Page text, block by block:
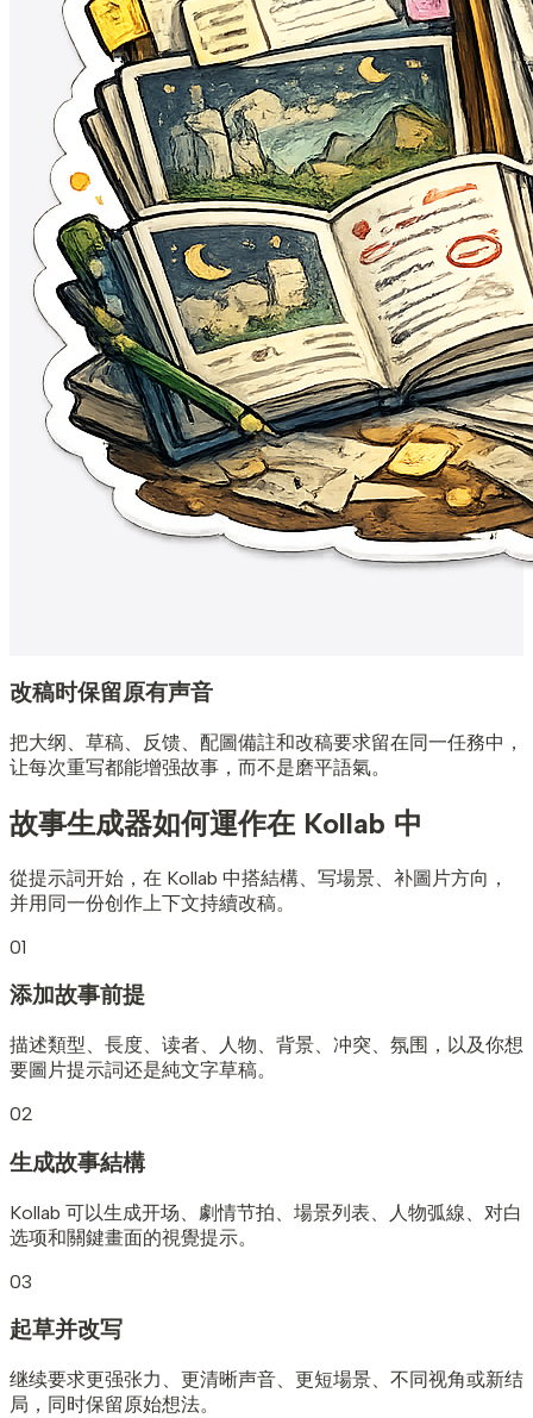
改稿时保留原有声音
把大纲、草稿、反馈、配圖備註和改稿要求留在同一任務中，
让每次重写都能增强故事，而不是磨平語氣。
故事生成器如何運作在 Kollab 中
從提示詞开始，在 Kollab 中搭結構、写場景、补圖片方向，
并用同一份创作上下文持續改稿。
01
添加故事前提
描述類型、長度、读者、人物、背景、冲突、氛围，以及你想
要圖片提示詞还是純文字草稿。
02
生成故事結構
Kollab 可以生成开场、劇情节拍、場景列表、人物弧線、对白
选项和關鍵畫面的視覺提示。
03
起草并改写
继续要求更强张力、更清晰声音、更短場景、不同视角或新结
局，同时保留原始想法。